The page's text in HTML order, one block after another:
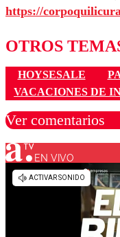
https://
OTROS
HOYSESALE
VACACIONES DE
Ver comentarios
Los comentarios
EN VIVO